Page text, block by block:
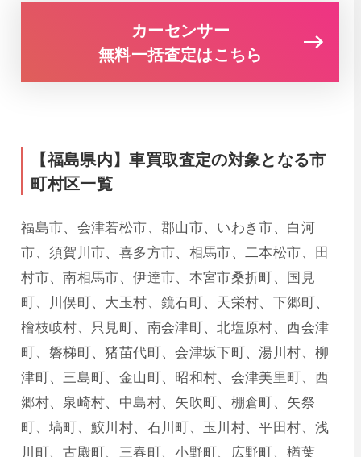
カーセンサー
無料一括査定はこちら
【福島県内】車買取査定の対象となる市
町村区一覧
福島市、会津若松市、郡山市、いわき市、白河
市、須賀川市、喜多方市、相馬市、二本松市、田
村市、南相馬市、伊達市、本宮市桑折町、国見
町、川俣町、大玉村、鏡石町、天栄村、下郷町、
檜枝岐村、只見町、南会津町、北塩原村、西会津
町、磐梯町、猪苗代町、会津坂下町、湯川村、柳
津町、三島町、金山町、昭和村、会津美里町、西
郷村、泉崎村、中島村、矢吹町、棚倉町、矢祭
町、塙町、鮫川村、石川町、玉川村、平田村、浅
川町、古殿町、三春町、小野町、広野町、楢葉